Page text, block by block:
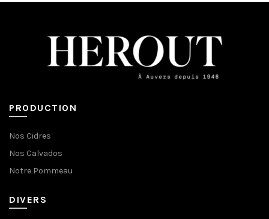
PRODUCTION
Nos Cidres
Nos Calvados
Notre Pommeau
DIVERS